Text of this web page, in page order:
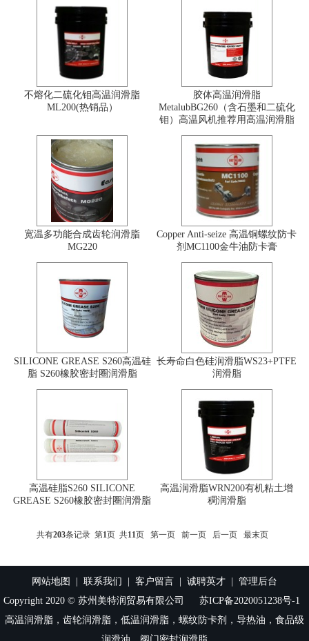
不熔化二硫化钼高温润滑脂
ML200(热销品）
胶体高温润滑脂
MetalubBG260（含石墨和二硫化
钼）高温风机推荐用高温润滑脂
宽温多功能合成齿轮润滑脂
MG220
Copper Anti-seize 高温铜螺纹防卡
剂MC1100金牛油防卡膏
SILICONE GREASE S260高温硅
脂 S260橡胶密封圈润滑脂
长寿命白色硅润滑脂WS23+PTFE
润滑脂
高温硅脂S260 SILICONE
GREASE S260橡胶密封圈润滑脂
高温润滑脂WRN200有机粘土增
稠润滑脂
共有203条记录 第1页 共11页 第一页 前一页 后一页 最末页
网站地图 | 联系我们 | 客户留言 | 诚聘英才 | 管理后台
Copyright 2020 © 苏州美特润贸易有限公司
苏ICP备2020051238号-1
高温润滑脂，齿轮润滑脂，低温润滑脂，螺纹防卡剂，导热油，食品级